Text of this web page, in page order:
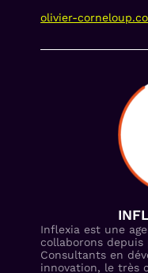
olivier-
Inflexia est une
collaborons depuis
Consultants en
innovation, le très